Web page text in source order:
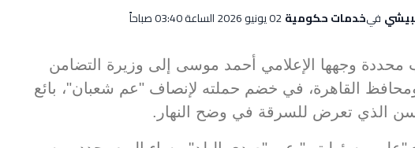
فيخدمات حكومية02 يونيو 2026 الساعة 03:40 صباحاً
محددة وجهها الإعلامي أحمد موسى إلى وزيرة التضامن
ومحافظ القاهرة، في خضم حملته لإنصاف "عم شعبان"، بائع
الذي تعرض للسرقة في وضح النهار.